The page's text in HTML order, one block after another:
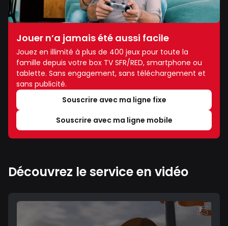
Jouer n’a jamais été aussi facile
Jouez en illimité à plus de 400 jeux pour toute la
famille depuis votre box TV SFR/RED, smartphone ou
tablette. Sans engagement, sans téléchargement et
sans publicité.
Souscrire avec ma ligne fixe
Souscrire avec ma ligne mobile
Découvrez le service en vidéo